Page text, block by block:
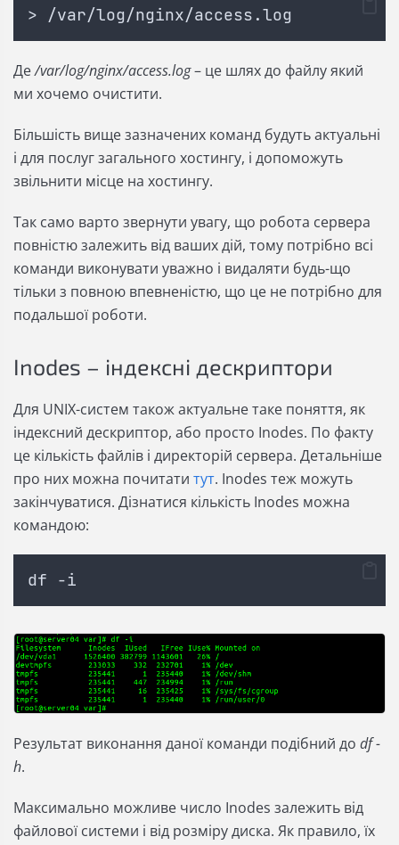
> /var/log/nginx/access.log
Де/var/log/nginx/access.log– це шлях до файлу який
ми хочемо очистити.
Більшість вище зазначених команд будуть актуальні
і для послуг загального хостингу, і допоможуть
звільнити місце на хостингу.
Так само варто звернути увагу, що робота сервера
повністю залежить від ваших дій, тому потрібно всі
команди виконувати уважно і видаляти будь-що
тільки з повною впевненістю, що це не потрібно для
подальшої роботи.
Inodes – індексні дескриптори
Для UNIX-систем також актуальне таке поняття, як
індексний дескриптор, або просто Inodes. По факту
це кількість файлів і директорій сервера. Детальніше
про них можна почитати тут. Inodes теж можуть
закінчуватися. Дізнатися кількість Inodes можна
командою:
df -i
Результат виконання даної команди подібний до df -
h.
Максимально можливе число Inodes залежить від
файлової системи і від розміру диска. Як правило, їх